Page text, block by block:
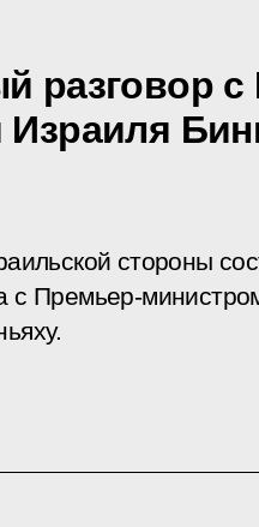
разговор
Израиля
стороны
с Премьер-